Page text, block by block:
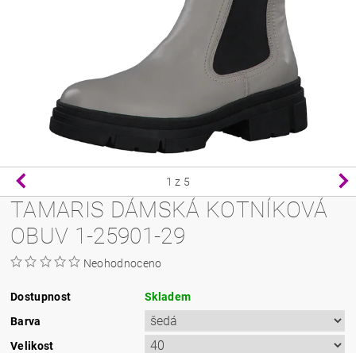
1 z 5
TAMARIS DÁMSKÁ KOTNÍKOVÁ
OBUV 1-25901-29
Neohodnoceno
Dostupnost
Skladem
Barva
Velikost